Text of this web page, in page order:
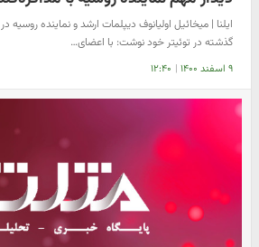
ایلنا | میخائیل اولیانوف دیپلمات ارشد و نماینده
گذشته در توئیتر خود نوشت: با اعضای…
۹ اسفند ۱۴۰۰ | ۱۲:۴۰